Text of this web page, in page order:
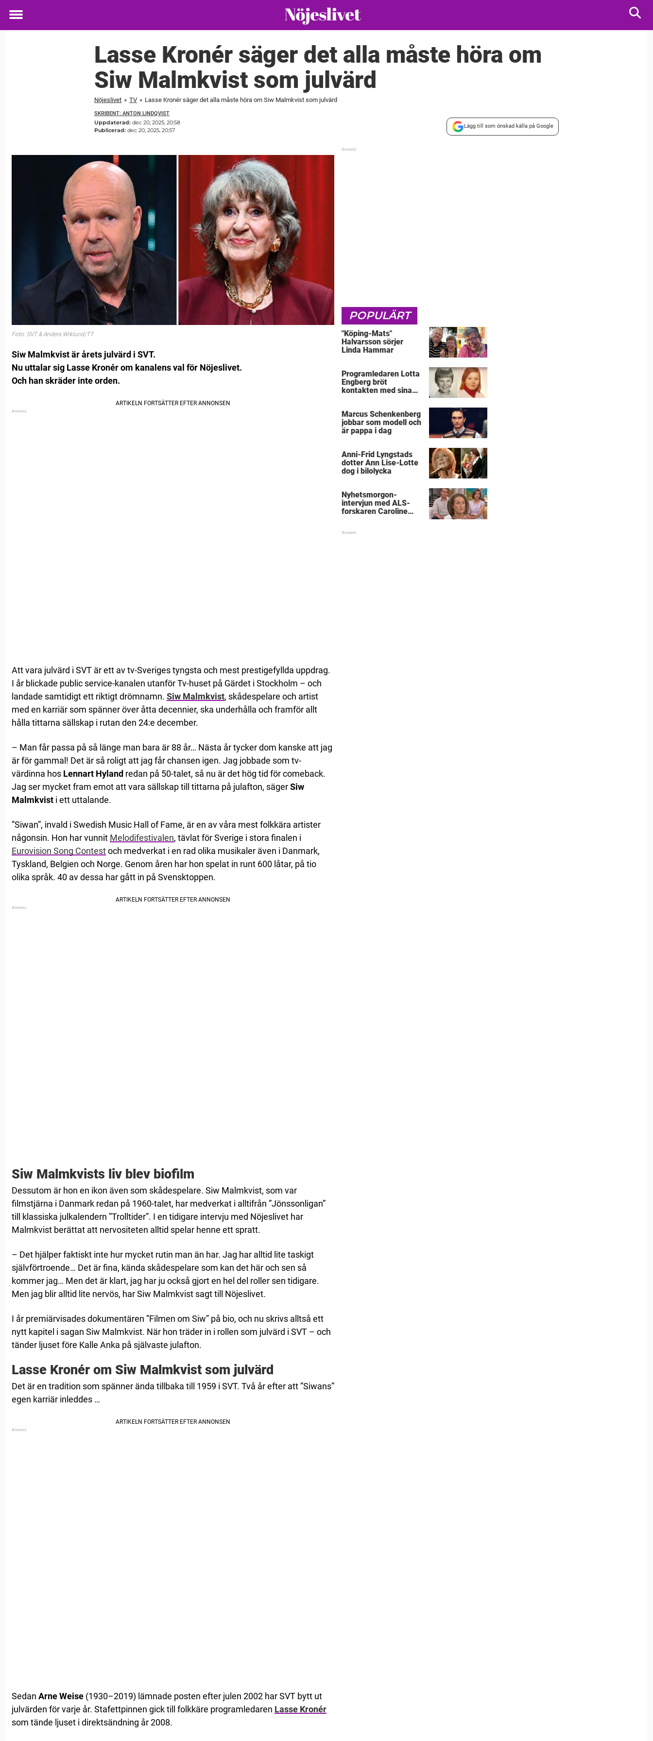
Toggle
Lasse Kronér säger det alla måste höra om
Siw Malmkvist som julvärd
Nöjeslivet » TV » Lasse Kronér säger det alla måste höra om Siw Malmkvist som julvärd
SKRIBENT: ANTON LINDQVIST
Uppdaterad: dec 20, 2025, 20:58
Publicerad: dec 20, 2025, 20:57
Lägg till som önskad källa på Google
Foto: SVT & Anders Wiklund/TT
Siw Malmkvist är årets julvärd i SVT.
Nu uttalar sig Lasse Kronér om kanalens val för Nöjeslivet.
Och han skräder inte orden.
Att vara julvärd i SVT är ett av tv-Sveriges tyngsta och mest prestigefyllda uppdrag.
I år blickade public service-kanalen utanför Tv-huset på Gärdet i Stockholm – och
landade samtidigt ett riktigt drömnamn. Siw Malmkvist, skådespelare och artist
med en karriär som spänner över åtta decennier, ska underhålla och framför allt
hålla tittarna sällskap i rutan den 24:e december.
– Man får passa på så länge man bara är 88 år… Nästa år tycker dom kanske att jag
är för gammal! Det är så roligt att jag får chansen igen. Jag jobbade som tv-
värdinna hos Lennart Hyland redan på 50-talet, så nu är det hög tid för comeback.
Jag ser mycket fram emot att vara sällskap till tittarna på julafton, sägerSiw
Malmkvist i ett uttalande.
”Siwan”, invald i Swedish Music Hall of Fame, är en av våra mest folkkära artister
någonsin. Hon har vunnit Melodifestivalen, tävlat för Sverige i stora finalen i
Eurovision Song Contestoch medverkat i en rad olika musikaler även i Danmark,
Tyskland, Belgien och Norge. Genom åren har hon spelat in runt 600 låtar, på tio
olika språk. 40 av dessa har gått in på Svensktoppen.
Siw Malmkvists liv blev biofilm
Dessutom är hon en ikon även som skådespelare. Siw Malmkvist, som var
filmstjärna i Danmark redan på 1960-talet, har medverkat i alltifrån ”Jönssonligan”
till klassiska julkalendern ”Trolltider”. I en tidigare intervju med Nöjeslivet har
Malmkvist berättat att nervositeten alltid spelar henne ett spratt.
– Det hjälper faktiskt inte hur mycket rutin man än har. Jag har alltid lite taskigt
självförtroende… Det är fina, kända skådespelare som kan det här och sen så
kommer jag… Men det är klart, jag har ju också gjort en hel del roller sen tidigare.
Men jag blir alltid lite nervös, har Siw Malmkvist sagt till Nöjeslivet.
I år premiärvisades dokumentären ”Filmen om Siw” på bio, och nu skrivs alltså ett
nytt kapitel i sagan Siw Malmkvist. När hon träder in i rollen som julvärd i SVT – och
tänder ljuset före Kalle Anka på självaste julafton.
Lasse Kronér om Siw Malmkvist som julvärd
Det är en tradition som spänner ända tillbaka till 1959 i SVT. Två år efter att ”Siwans”
egen karriär inleddes …
Sedan Arne Weise (1930–2019) lämnade posten efter julen 2002 har SVT bytt ut
julvärden för varje år. Stafettpinnen gick till folkkäre programledaren Lasse Kronér
som tände ljuset i direktsändning år 2008.
POPULÄRT
"Köping-Mats"
Halvarsson sörjer
Linda Hammar
Programledaren Lotta
Engberg bröt
kontakten med sina
Marcus Schenkenberg
jobbar som modell och
är pappa i dag
Anni-Frid Lyngstads
dotter Ann Lise-Lotte
dog i bilolycka
Nyhetsmorgon-
intervjun med ALS-
forskaren Caroline